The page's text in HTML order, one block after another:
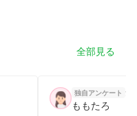
全部見る
独自アンケート 女
ももたろ